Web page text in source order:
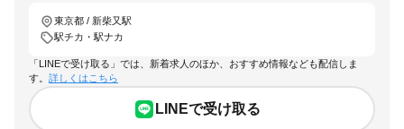
東京都 / 新柴又駅
駅チカ・駅ナカ
「LINEで受け取る」では、新着求人のほか、おすすめ情報なども配信しま
す。 詳しくはこちら
LINEで受け取る